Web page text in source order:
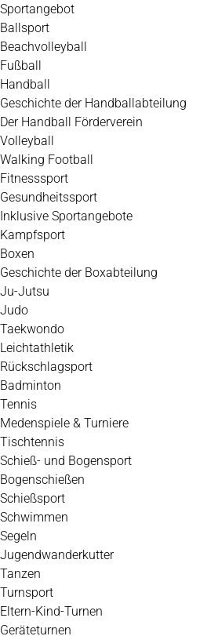
Zum
Inhalt
springen
Sportangebot
Ballsport
Beachvolleyball
Fußball
Handball
Geschichte der Handballabteilung
Der Handball Förderverein
Volleyball
Walking Football
Fitnesssport
Gesundheitssport
Inklusive Sportangebote
Kampfsport
Boxen
Geschichte der Boxabteilung
Ju-Jutsu
Judo
Taekwondo
Leichtathletik
Rückschlagsport
Badminton
Tennis
Medenspiele & Turniere
Tischtennis
Schieß- und Bogensport
Bogenschießen
Schießsport
Schwimmen
Segeln
Jugendwanderkutter
Tanzen
Turnsport
Eltern-Kind-Turnen
Geräteturnen